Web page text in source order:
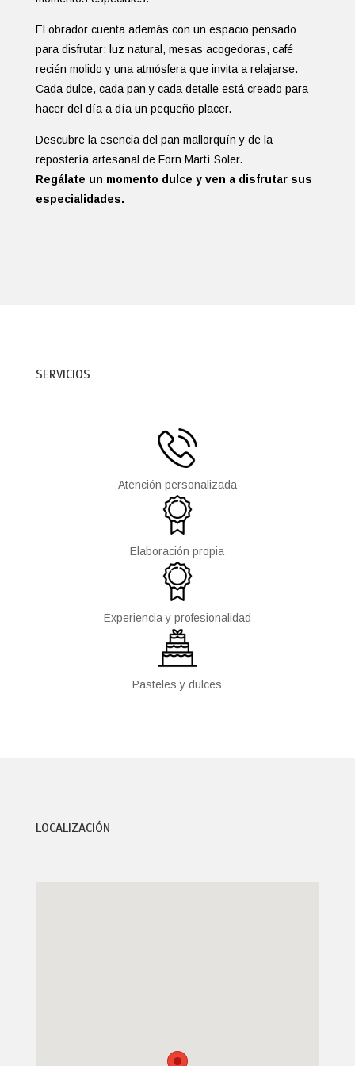
El obrador cuenta además con un espacio pensado
para disfrutar: luz natural, mesas acogedoras, café
recién molido y una atmósfera que invita a relajarse.
Cada dulce, cada pan y cada detalle está creado para
hacer del día a día un pequeño placer.
Descubre la esencia del pan mallorquín y de la
repostería artesanal de Forn Martí Soler.
Regálate un momento dulce y ven a disfrutar sus
especialidades.
SERVICIOS
Atención personalizada
Elaboración propia
Experiencia y profesionalidad
Pasteles y dulces
LOCALIZACIÓN